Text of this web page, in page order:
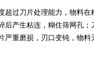
超过刀片处理能力，物料在
后产生粘连，糊住筛网孔；
严重磨损，刃口变钝，物料